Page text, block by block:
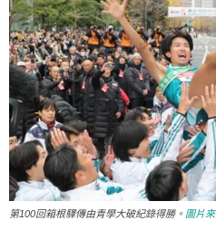
第100回箱根驛傳由青學大破紀錄得勝。 圖片